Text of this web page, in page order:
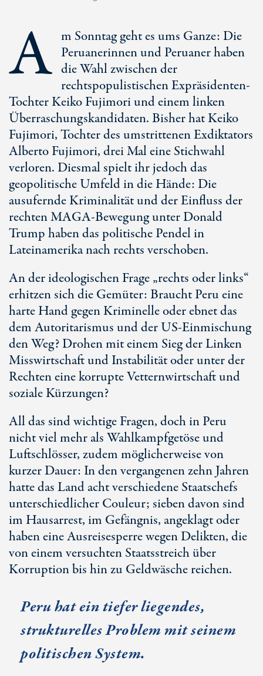
A m Sonntag geht es ums Ganze: Die
Peruanerinnen und Peruaner haben
die Wahl zwischen der
rechtspopulistischen Expräsidenten-
Tochter Keiko Fujimori und einem linken
Überraschungskandidaten. Bisher hat Keiko
Fujimori, Tochter des umstrittenen Exdiktators
Alberto Fujimori, drei Mal eine Stichwahl
verloren. Diesmal spielt ihr jedoch das
geopolitische Umfeld in die Hände: Die
ausufernde Kriminalität und der Einfluss der
rechten MAGA-Bewegung unter Donald
Trump haben das politische Pendel in
Lateinamerika nach rechts verschoben.
An der ideologischen Frage „rechts oder links“
erhitzen sich die Gemüter: Braucht Peru eine
harte Hand gegen Kriminelle oder ebnet das
dem Autoritarismus und der US-Einmischung
den Weg? Drohen mit einem Sieg der Linken
Misswirtschaft und Instabilität oder unter der
Rechten eine korrupte Vetternwirtschaft und
soziale Kürzungen?
All das sind wichtige Fragen, doch in Peru
nicht viel mehr als Wahlkampfgetöse und
Luftschlösser, zudem möglicherweise von
kurzer Dauer: In den vergangenen zehn Jahren
hatte das Land acht verschiedene Staatschefs
unterschiedlicher Couleur; sieben davon sind
im Hausarrest, im Gefängnis, angeklagt oder
haben eine Ausreisesperre wegen Delikten, die
von einem versuchten Staatsstreich über
Korruption bis hin zu Geldwäsche reichen.
Peru hat ein tiefer liegendes,
strukturelles Problem mit seinem
politischen System.